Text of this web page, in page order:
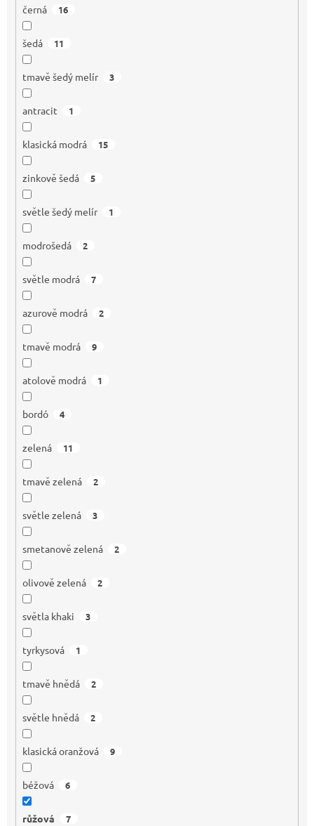
černá 16
šedá 11
tmavě šedý melír 3
antracit 1
klasická modrá 15
zinkově šedá 5
světle šedý melír 1
modrošedá 2
světle modrá 7
azurově modrá 2
tmavě modrá 9
atolově modrá 1
bordó 4
zelená 11
tmavě zelená 2
světle zelená 3
smetanově zelená 2
olivově zelená 2
světla khaki 3
tyrkysová 1
tmavě hnědá 2
světle hnědá 2
klasická oranžová 9
béžová 6
růžová 7